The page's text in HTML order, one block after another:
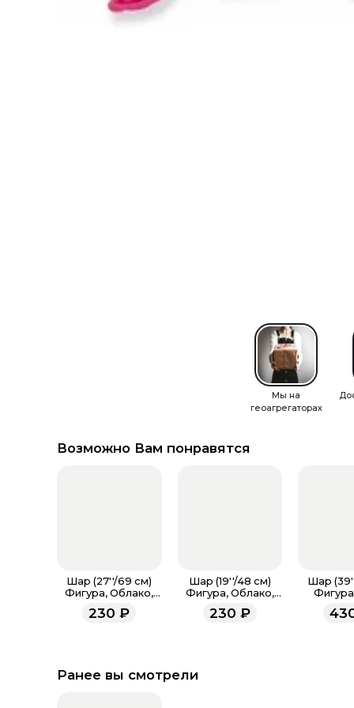
Мы на
геоагрегаторах
Возможно Вам понравятся
Шар (27''/69 см)
Фигура, Облако,
230 ₽
Шар (19''/48 см)
Фигура, Облако,
230 ₽
Шар
Ранее вы смотрели